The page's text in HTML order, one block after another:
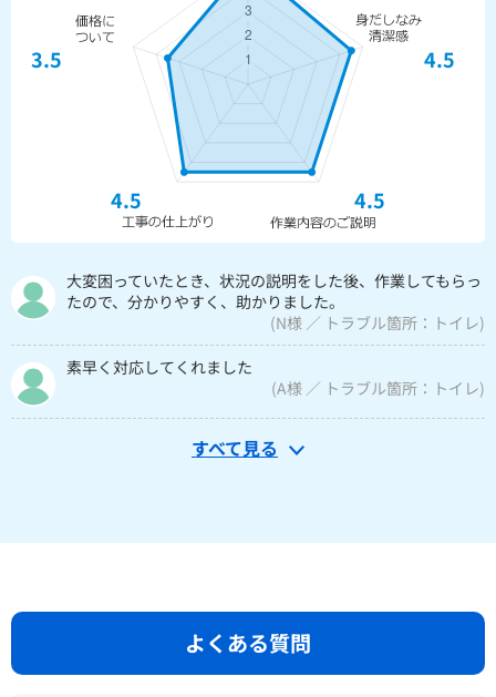
4.5
4.5
4.5
3.5
大変困っていたとき、状況の説明をした後、作業してもらっ
たので、分かりやすく、助かりました。
(N様 ／ トラブル箇所：トイレ)
素早く対応してくれました
(A様 ／ トラブル箇所：トイレ)
すべて見る
よくある質問